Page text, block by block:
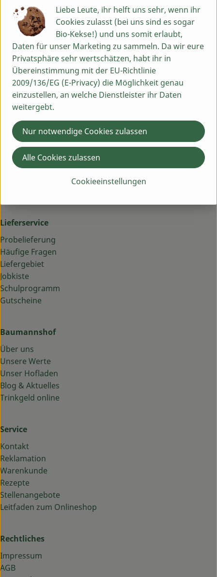
Herkunft
Hersteller: 8BM
Italien
Du hast eine Frage? Wir helfen dir gern:
Egenhausen 54
91619 Obernzenn
Montag bis Freitag: 9 bis 13 Uhr
Schick uns eine WhatsApp an 09844 33 5 99 0
Lieferservice
Probelieferung
Häufige Fragen
Liefergebiet
Jobkiste
Schulprogramm
Gutscheine
Baumannshof
Über uns
Unsere Werte
Unser Hofladen
Blog & Aktuelles
Trinkgeld online
Service
Kontakt
Reklamation
Warenkunde
Rezepte
Stellenangebote
Leitfaden zum Onlineshop
Rechtliches
Impressum
AGB
Liebe Leute, ihr helft uns sehr, wenn ihr
Cookies zulasst (bei uns sind es sogar
Bio-Kekse!) und uns somit erlaubt,
Daten für unser Marketing zu sammeln. Da wir eure
Privatsphäre sehr wertschätzen, habt ihr in
Übereinstimmung mit der EU-Richtlinie
2009/136/EG (E-Privacy) die Möglichkeit genau
einzustellen, an welche Dienstleister ihr Daten
weitergebt.
Cookieeinstellungen
Nur notwendige Cookies zulassen
Alle Cookies zulassen